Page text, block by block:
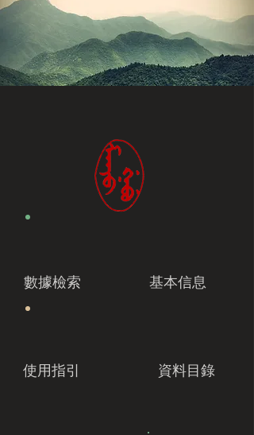
數據檢索 基本信息
使用指引 資料目錄